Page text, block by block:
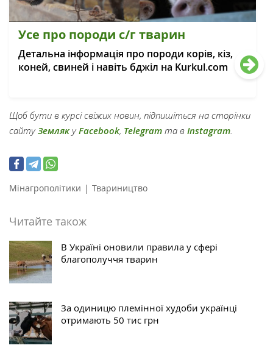
Усе про породи с/г тварин
Детальна інформація про породи корів, кіз,
коней, свиней і навіть бджіл на Kurkul.com
Щоб бути в курсі свіжих новин, підпишіться на сторінки
сайтуЗемлякуFacebook, Telegram та в Instagram.
Мінагрополітики | Твариництво
Читайте також
В Україні оновили правила у сфері
благополуччя тварин
За одиницю племінної худоби українці
отримають 50 тис грн